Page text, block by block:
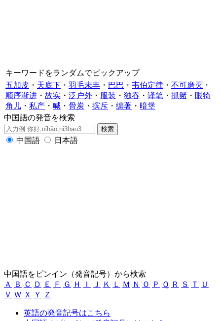
キーワードをランダムでピックアップ
五加皮 ・ 天底下 ・ 羽毛未丰 ・ 巴巴 ・ 韦伯定律 ・ 不可磨灭 ・
顺序渐进 ・ 故实 ・ 泛户外 ・ 服装 ・ 独吞 ・ 译笔 ・ 抓赌 ・ 眼犄
角儿 ・ 私产 ・ 喊 ・ 骨炭 ・ 摈斥 ・ 编著 ・ 暗堡
中国語の発音を検索
中国語 日本語
中国語をピンイン（発音記号）から検索
Ａ
Ｂ Ｃ Ｄ Ｅ Ｆ Ｇ Ｈ Ｉ Ｊ Ｋ Ｌ Ｍ Ｎ Ｏ Ｐ Ｑ Ｒ Ｓ Ｔ
Ｕ
Ｖ Ｗ Ｘ Ｙ Ｚ
英語の発音記号はこちら